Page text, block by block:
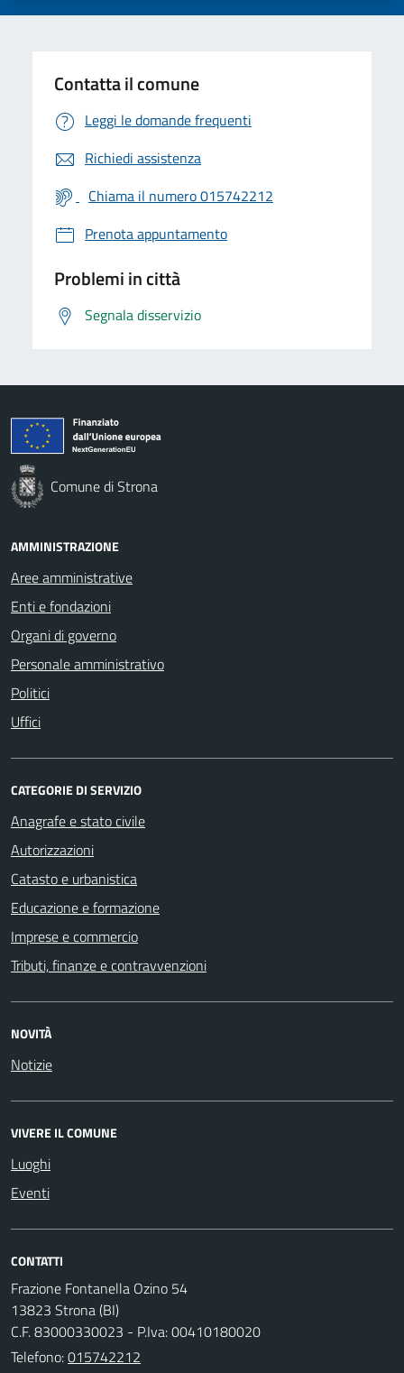
Contatta il comune
Leggi le domande frequenti
Richiedi assistenza
Chiama il numero 015742212
Prenota appuntamento
Problemi in città
Segnala disservizio
Comune di Strona
AMMINISTRAZIONE
Aree amministrative
Enti e fondazioni
Organi di governo
Personale amministrativo
Politici
Uffici
CATEGORIE DI SERVIZIO
Anagrafe e stato civile
Autorizzazioni
Catasto e urbanistica
Educazione e formazione
Imprese e commercio
Tributi, finanze e contravvenzioni
NOVITÀ
Notizie
VIVERE IL COMUNE
Luoghi
Eventi
CONTATTI
Frazione Fontanella Ozino 54
13823 Strona (BI)
C.F. 83000330023 - P.Iva: 00410180020
Telefono:015742212